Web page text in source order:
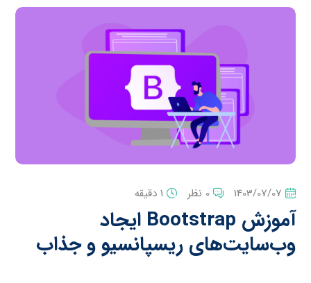
1403/07/07 0 نظر 1 دقیقه
آموزش Bootstrap ایجاد
وب‌سایت‌های ریسپانسیو و جذاب